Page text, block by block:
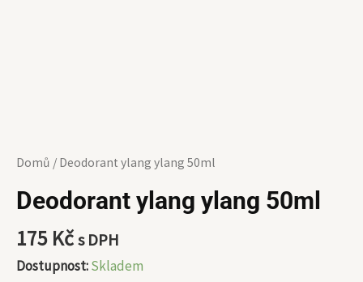
Domů / Deodorant ylang ylang 50ml
Deodorant ylang ylang 50ml
175 Kčs DPH
Dostupnost:Skladem